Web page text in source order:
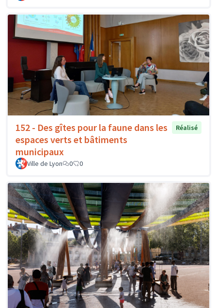
152 - Des gîtes pour la faune dans les
espaces verts et bâtiments
municipaux
Réalisé
Ville de Lyon 0 0